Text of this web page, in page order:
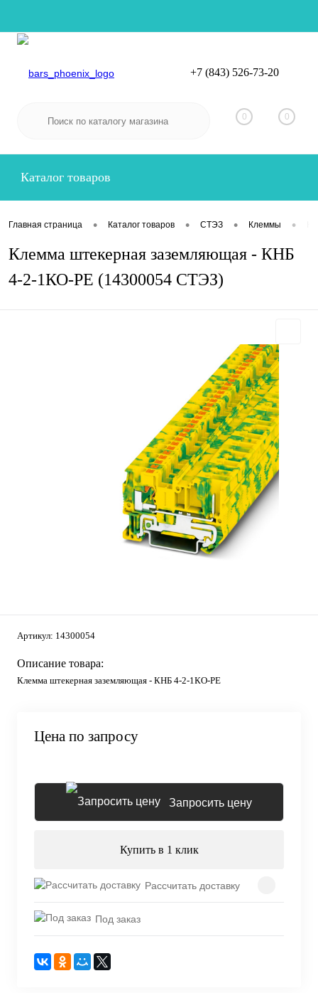
Вход
+7 (843) 526-73-20
0 0
Каталог товаров
Главная страница • Каталог товаров • СТЭЗ • Клеммы •
Клемма штекерная заземляющая - КНБ
4-2-1КО-РЕ (14300054 СТЭЗ)
Артикул: 14300054
Описание товара:
Клемма штекерная заземляющая - КНБ 4-2-1КО-РЕ
Цена по запросу
Запросить цену
Купить в 1 клик
Рассчитать доставку
Под заказ